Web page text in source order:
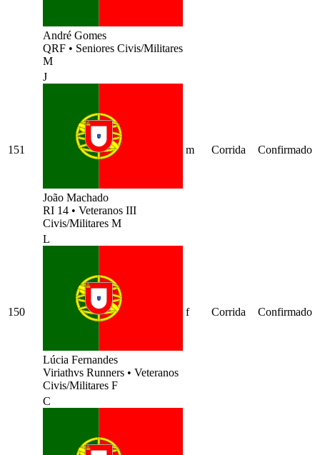
André Gomes
QRF • Seniores Civis/Militares
M
151
J
João Machado
RI 14 • Veteranos III
Civis/Militares M
m Corrida Confirmado
150
L
Lúcia Fernandes
Viriathvs Runners • Veteranos
Civis/Militares F
f Corrida Confirmado
C